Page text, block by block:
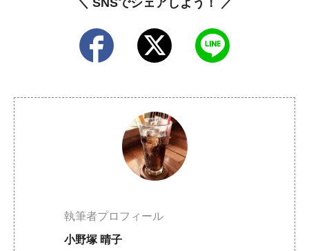
＼ SNSでシェアしよう！ ／
執筆者プロフィール
小野塚 晴子